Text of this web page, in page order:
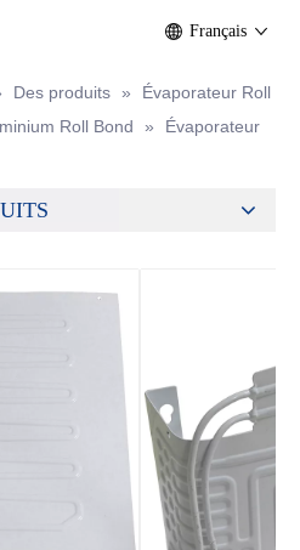
Français
Des produits »
Évaporateur Roll
Roll Bond »
Évaporateur